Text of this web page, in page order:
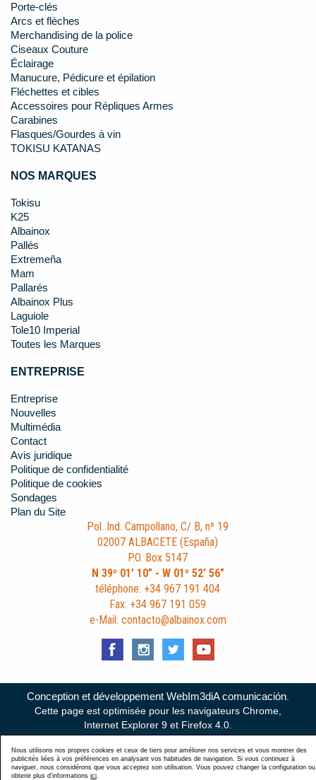
Porte-clés
Arcs et flèches
Merchandising de la police
Ciseaux Couture
Éclairage
Manucure, Pédicure et épilation
Fléchettes et cibles
Accessoires pour Répliques Armes
Carabines
Flasques/Gourdes à vin
TOKISU KATANAS
NOS MARQUES
Tokisu
K25
Albainox
Pallés
Extremeña
Mam
Pallarés
Albainox Plus
Laguiole
Tole10 Imperial
Toutes les Marques
ENTREPRISE
Entreprise
Nouvelles
Multimédia
Contact
Avis juridique
Politique de confidentialité
Politique de cookies
Sondages
Plan du Site
Pol. Ind. Campollano, C/ B, nº 19
02007 ALBACETE (España)
P.O. Box 5147
N 39º 01’ 10” - W 01º 52’ 56”
téléphone: +34 967 191 404
Fax: +34 967 191 059
e-Mail: contacto@albainox.com
Conception et développement WebIm3diA comunicación.
Cette page est optimisée pour les navigateurs Chrome,
Internet Explorer 9 et Firefox 4.0.
Nous utilisons nos propres cookies et ceux de tiers pour améliorer nos services et vous montrer des
publicités liées à vos préférences en analysant vos habitudes de navigation. Si vous continuez à
naviguer, nous considérons que vous acceptez son utilisation. Vous pouvez changer la configuration ou
obtenir plus d'informations ici.